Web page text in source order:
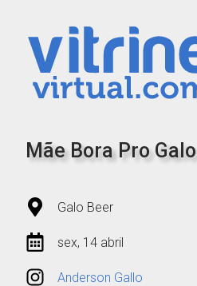
Mãe Bora Pro Galo
Galo Beer
sex, 14 abril
Anderson Gallo